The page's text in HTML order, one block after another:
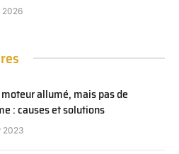
2026
allumé, mais pas de
: causes et solutions
2023